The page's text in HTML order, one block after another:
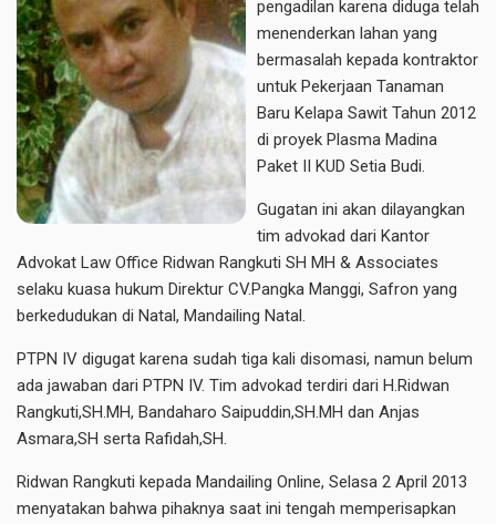
pengadilan karena diduga telah
menenderkan lahan yang
bermasalah kepada kontraktor
untuk Pekerjaan Tanaman
Baru Kelapa Sawit Tahun 2012
di proyek Plasma Madina
Paket II KUD Setia Budi.
Gugatan ini akan dilayangkan
tim advokad dari Kantor
Advokat Law Office Ridwan Rangkuti SH MH & Associates
selaku kuasa hukum Direktur CV.Pangka Manggi, Safron yang
berkedudukan di Natal, Mandailing Natal.
PTPN IV digugat karena sudah tiga kali disomasi, namun belum
ada jawaban dari PTPN IV. Tim advokad terdiri dari H.Ridwan
Rangkuti,SH.MH, Bandaharo Saipuddin,SH.MH dan Anjas
Asmara,SH serta Rafidah,SH.
Ridwan Rangkuti kepada Mandailing Online, Selasa 2 April 2013
menyatakan bahwa pihaknya saat ini tengah memperisapkan